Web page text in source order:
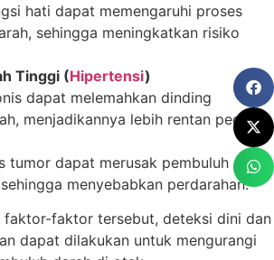
hati dapat memengaruhi proses
sehingga meningkatkan risiko
Tinggi (Hipertensi)
dapat melemahkan dinding
menjadikannya lebih rentan pecah.
tumor dapat merusak pembuluh darah
menyebabkan perdarahan.
faktor-faktor tersebut, deteksi dini dan
dapat dilakukan untuk mengurangi